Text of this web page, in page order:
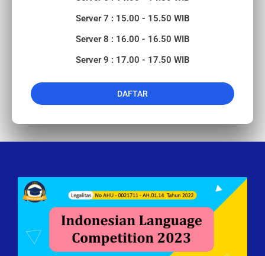
Server 7 : 15.00 - 15.50 WIB
Server 8 : 16.00 - 16.50 WIB
Server 9 : 17.00 - 17.50 WIB
DAFTAR